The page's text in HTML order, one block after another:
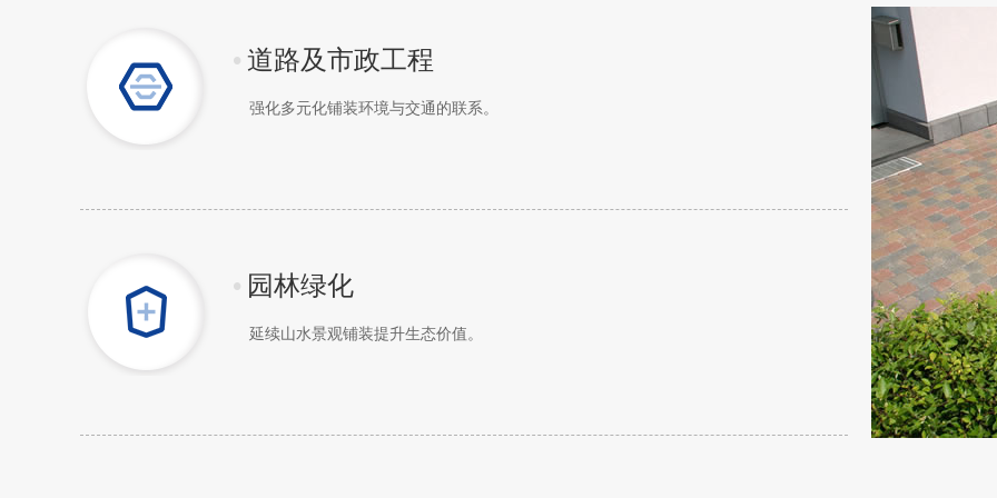
• 道路及市政工程
强化多元化铺装环境与交通的联系。
• 园林绿化
延续山水景观铺装提升生态价值。